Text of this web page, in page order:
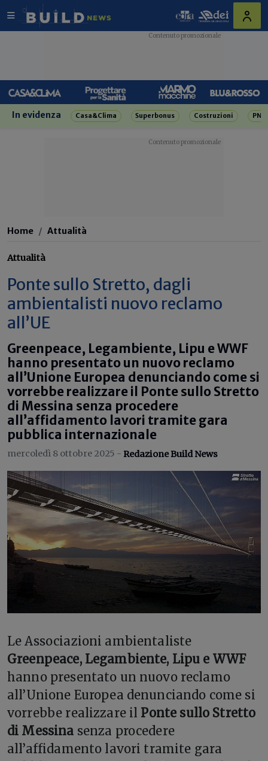
In evidenza Casa&Clima Superbonus Costruzioni
Home Attualità
Attualità
Ponte sullo Stretto, dagli
ambientalisti nuovo reclamo
all’UE
Greenpeace, Legambiente, Lipu e WWF
hanno presentato un nuovo reclamo
all’Unione Europea denunciando come si
vorrebbe realizzare il Ponte sullo Stretto
di Messina senza procedere
all’affidamento lavori tramite gara
pubblica internazionale
mercoledì 8 ottobre 2025 - Redazione Build News
Le Associazioni ambientaliste
Greenpeace, Legambiente, Lipu e WWF
hanno presentato un nuovo reclamo
all’Unione Europea denunciando come si
vorrebbe realizzare il Ponte sullo Stretto
di Messina senza procedere
all’affidamento lavori tramite gara